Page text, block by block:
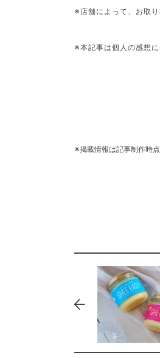
※店舗によって、お取り
※本記事は個人の感想に
※掲載情報は記事制作時